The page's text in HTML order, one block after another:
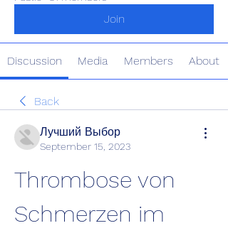
Join
Discussion Media Members About
Back
Лучший Выбор
September 15, 2023
Thrombose von
Schmerzen im